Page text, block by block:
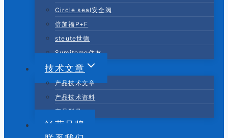
Circle seal安全阀
倍加福P+F
steute世德
Sumitomo住友
技术文章
产品技术文章
产品技术资料
产品型号
经营品牌